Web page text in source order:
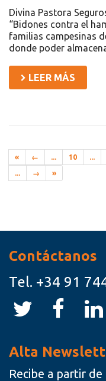
Divina Pastora
“Bidones contra el
familias campesinas
donde poder
LEER MÁS
« ← 10
→ »
Contáctanos
Tel. +34 91
Alta
Recibe a partir